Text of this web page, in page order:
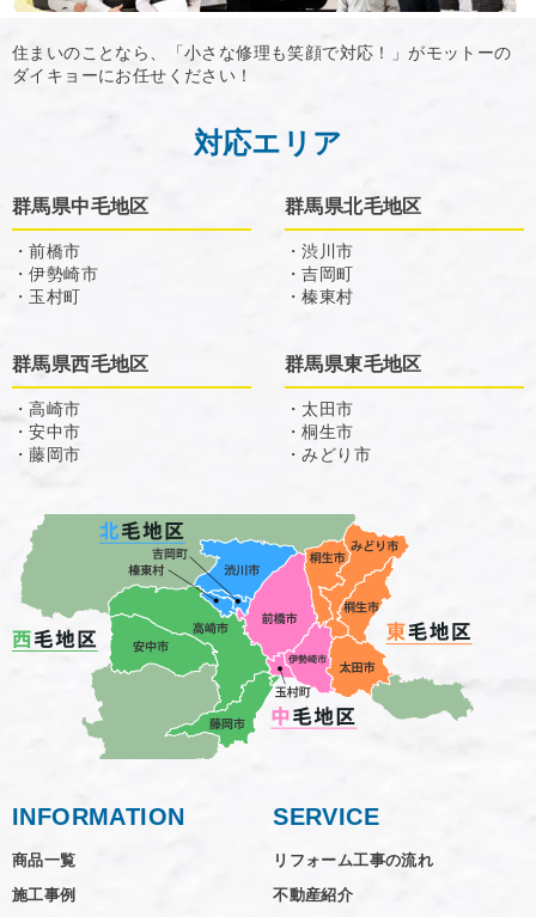
住まいのことなら、「小さな修理も笑顔で対応！」がモットーの
ダイキョーにお任せください！
対応エリア
群馬県中毛地区
・前橋市
・伊勢崎市
・玉村町
群馬県北毛地区
・渋川市
・吉岡町
・榛東村
群馬県西毛地区
・高崎市
・安中市
・藤岡市
群馬県東毛地区
・太田市
・桐生市
・みどり市
INFORMATION
商品一覧
施工事例
SERVICE
リフォーム工事の流れ
不動産紹介